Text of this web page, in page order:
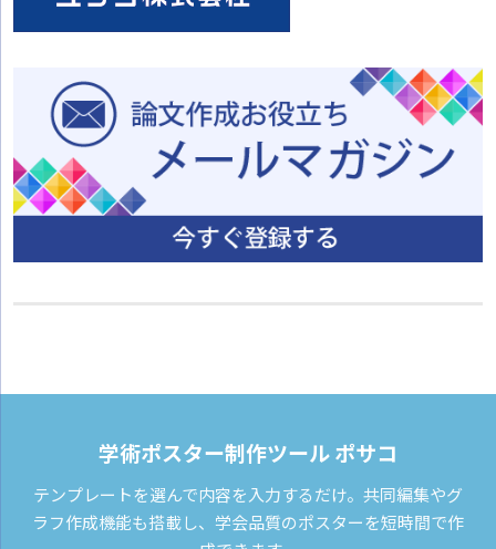
学術ポスター制作ツール ポサコ
テンプレートを選んで内容を入力するだけ。共同編集やグ
ラフ作成機能も搭載し、学会品質のポスターを短時間で作